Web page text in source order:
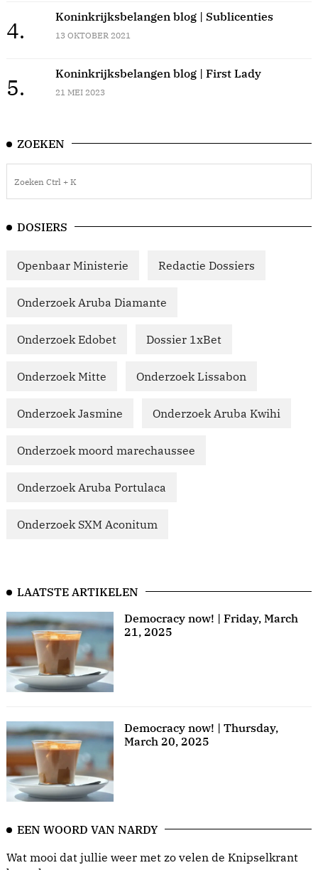
4.
Koninkrijksbelangen blog | Sublicenties
13 OKTOBER 2021
5.
Koninkrijksbelangen blog | First Lady
21 MEI 2023
ZOEKEN
DOSIERS
Openbaar Ministerie Redactie Dossiers
Onderzoek Aruba Diamante
Onderzoek Edobet Dossier 1xBet
Onderzoek Mitte Onderzoek Lissabon
Onderzoek Jasmine Onderzoek Aruba Kwihi
Onderzoek moord marechaussee
Onderzoek Aruba Portulaca
Onderzoek SXM Aconitum
LAATSTE ARTIKELEN
Democracy now! | Friday, March
21, 2025
Democracy now! | Thursday,
March 20, 2025
EEN WOORD VAN NARDY
Wat mooi dat jullie weer met zo velen de Knipselkrant